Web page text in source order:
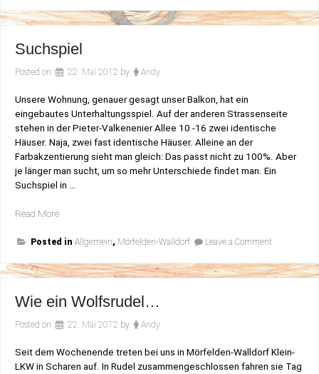
Zauber
wohnt
ein
Suchspiel
Posted on 22. Mai 2012 by Andy
Unsere Wohnung, genauer gesagt unser Balkon, hat ein
eingebautes Unterhaltungsspiel. Auf der anderen Strassenseite
stehen in der Pieter-Valkenenier Allee 10 -16 zwei identische
Häuser. Naja, zwei fast identische Häuser. Alleine an der
Farbakzentierung sieht man gleich: Das passt nicht zu 100%. Aber
je länger man sucht, um so mehr Unterschiede findet man. Ein
Suchspiel in …
Read More„Suchspiel“
Posted in Allgemein, Mörfelden-Walldorf Leave a Comment
Wie ein Wolfsrudel…
Posted on 22. Mai 2012 by Andy
Seit dem Wochenende treten bei uns in Mörfelden-Walldorf Klein-
LKW in Scharen auf. In Rudel zusammengeschlossen fahren sie Tag